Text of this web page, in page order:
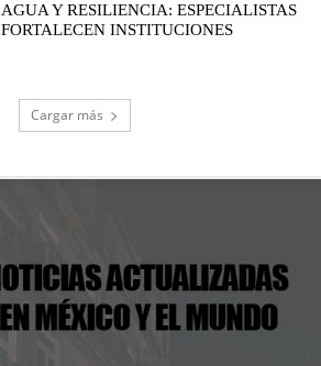
AGUA Y RESILIENCIA: ESPECIALISTAS
FORTALECEN INSTITUCIONES
Cargar más